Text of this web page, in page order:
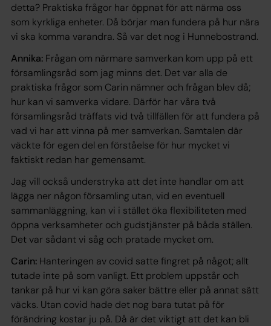
detta? Praktiska frågor har öppnat för att närma oss
som kyrkliga enheter. Då börjar man fundera på hur nära
vi ska komma varandra. Så var det nog i Hunnebostrand.
Annika: Frågan om närmare samverkan kom upp på ett
församlingsråd som jag minns det. Det var alla de
praktiska frågor som Carin nämner och frågan blev då;
hur kan vi samverka vidare. Därför har våra två
församlingsråd träffats vid två tillfällen för att fundera på
vad vi har att vinna på mer samverkan. Samtalen där
väckte för egen del en förståelse för hur mycket vi
faktiskt redan har gemensamt.
Jag vill också understryka att det inte handlar om att
lägga ner någon församling utan, vid en eventuell
sammanläggning, kan vi i stället öka flexibiliteten med
öppna verksamheter och gudstjänster på båda ställen.
Det var sådant vi såg och pratade mycket om.
Carin: Hanteringen av covid satte fingret på något; allt
tutade inte på som vanligt. Ett problem uppstår och
tankar på hur vi kan göra saker bättre eller på annat sätt
väcks. Utan covid hade det nog bara tutat på för
förändring kostar ju på. Då är det viktigt att det kan bli